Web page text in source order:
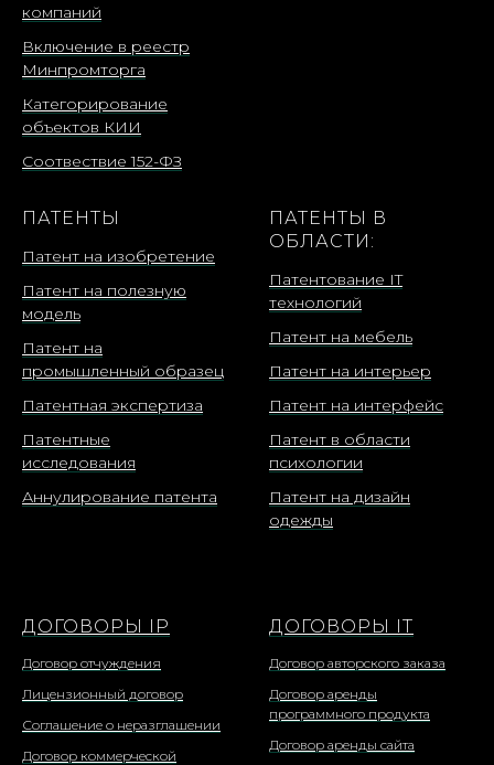
компаний
Включение в реестр
Минпромторга
Категорирование
объектов КИИ
Соотвествие 152-ФЗ
ПАТЕНТЫ
Патент на изобретение
Патент на полезную
модель
Патент на
промышленный образец
Патентная экспертиза
Патентные
исследования
Аннулирование патента
ПАТЕНТЫ В
ОБЛАСТИ:
Патентование IT
технологий
Патент на мебель
Патент на интерьер
Патент на интерфейс
Патент в области
психологии
Патент на дизайн
одежды
ДОГОВОРЫ IP
Договор отчуждения
Лицензионный договор
Соглашение о неразглашении
Договор коммерческой
ДОГОВОРЫ IT
Договор авторского заказа
Договор аренды
программного продукта
Договор аренды сайта